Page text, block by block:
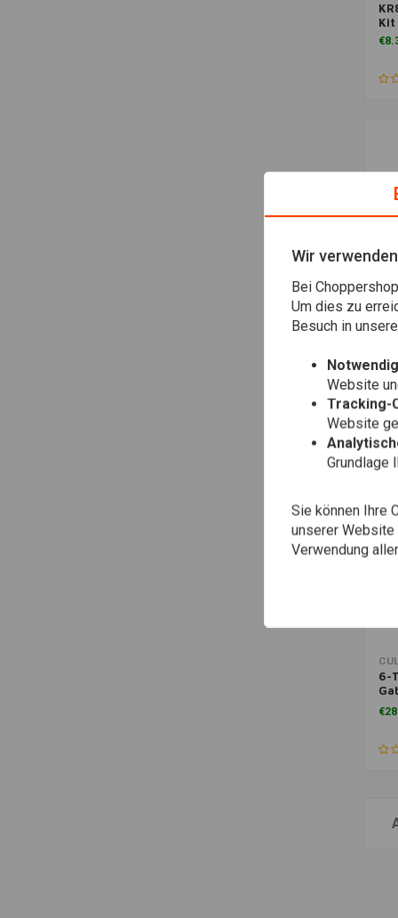
Kit
6-
Wir
Bei
Um dies zu
Besuch in
Website
Tracking-
Website
Grundlage
Sie können Ihre
unserer Website
Verwendung